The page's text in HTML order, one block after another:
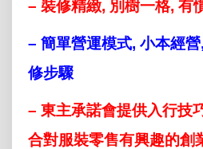
– 裝修精緻, 別樹一格, 有
– 簡單營運模式, 小本經
修步驟
– 東主承諾會提供入行技
合對服裝零售有興趣的創